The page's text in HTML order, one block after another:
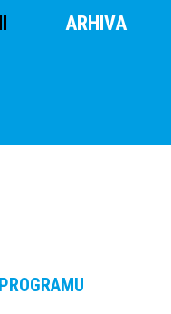
ARHIVA